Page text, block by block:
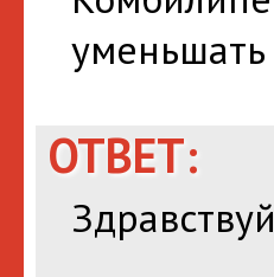
ОТВЕТ: